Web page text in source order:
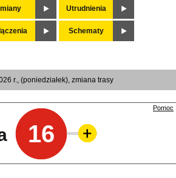
Utrudnienia
Schematy
r., (poniedziałek), zmiana trasy
16
Pomoc